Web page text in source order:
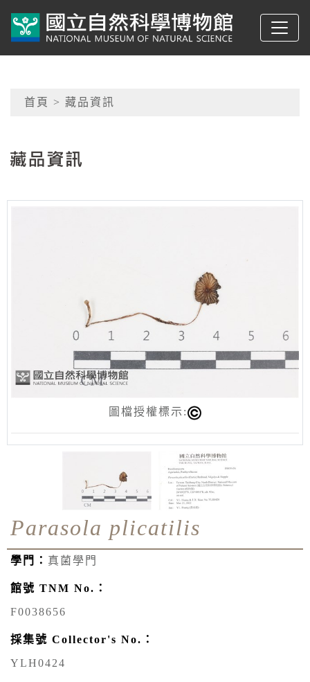
典藏網-國立自然科學
網頁導覽
首頁 > 藏品資訊
圖檔授權標示:
Parasola plicatilis
學門： 真菌學門
館號 TNM No.：
F0038656
採集號 Collector's No.：
YLH0424